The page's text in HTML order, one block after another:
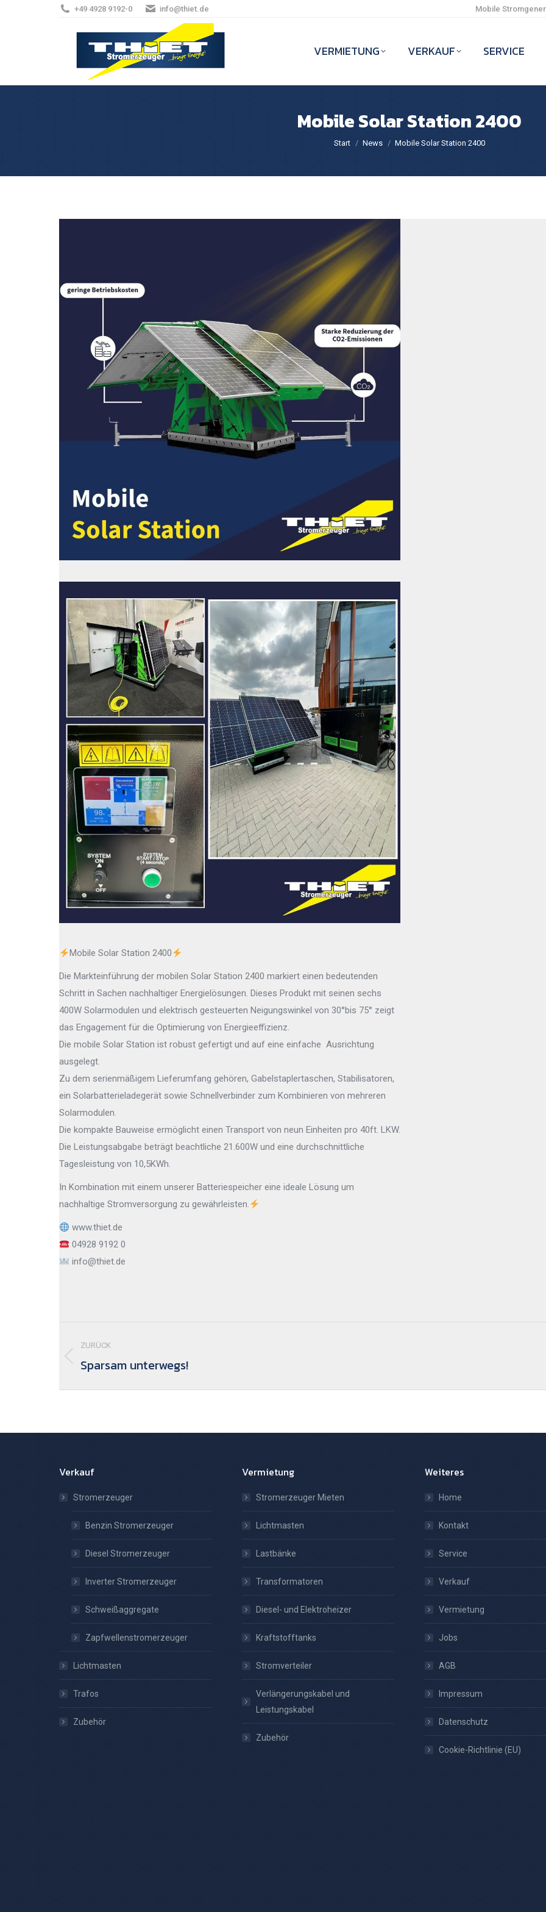
+49 4928 9192-0 info@thiet.de Mobile
VERMIETUNG VERKAUF SERVICE
Mobile Solar Station 2400
Sie befinden sich hier:
Start News Mobile Solar Station 2400
Mobile Solar Station 2400
Die Markteinführung der mobilen Solar Station 2400 markiert einen bedeutenden
Schritt in Sachen nachhaltiger Energielösungen. Dieses Produkt mit seinen sechs
400W Solarmodulen und elektrisch gesteuerten Neigungswinkel von 30°bis 75° zeigt
das Engagement für die Optimierung von Energieeffizienz.
Die mobile Solar Station ist robust gefertigt und auf eine einfache Ausrichtung
ausgelegt.
Zu dem serienmäßigem Lieferumfang gehören, Gabelstaplertaschen, Stabilisatoren,
ein Solarbatterieladegerät sowie Schnellverbinder zum Kombinieren von mehreren
Solarmodulen.
Die kompakte Bauweise ermöglicht einen Transport von neun Einheiten pro 40ft. LKW.
Die Leistungsabgabe beträgt beachtliche 21.600W und eine durchschnittliche
Tagesleistung von 10,5KWh.
In Kombination mit einem unserer Batteriespeicher eine ideale Lösung um
nachhaltige Stromversorgung zu gewährleisten.
www.thiet.de
04928 9192 0
info@thiet.de
ZURÜCK
Vorheriger
Sparsam unterwegs!
Verkauf
Stromerzeuger
Benzin Stromerzeuger
Diesel Stromerzeuger
Inverter Stromerzeuger
Schweißaggregate
Zapfwellenstromerzeuger
Lichtmasten
Trafos
Zubehör
Vermietung
Stromerzeuger Mieten
Lichtmasten
Lastbänke
Transformatoren
Diesel- und Elektroheizer
Kraftstofftanks
Stromverteiler
Verlängerungskabel und
Leistungskabel
Zubehör
Weiteres
Home
Kontakt
Service
Verkauf
Vermietung
Jobs
AGB
Impressum
Datenschutz
Cookie-Richtlinie (EU)